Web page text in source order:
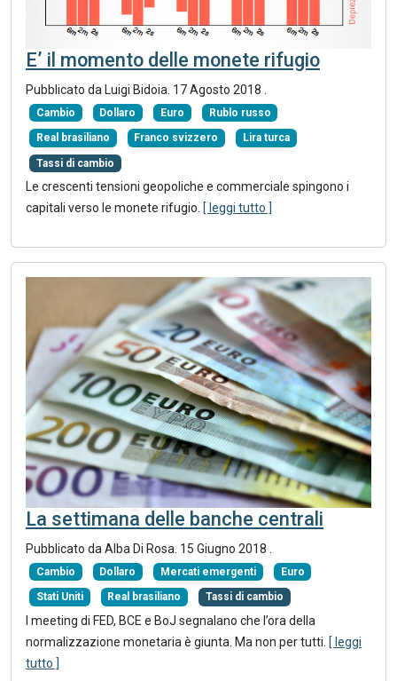
E’ il momento delle monete rifugio
Pubblicato da Luigi Bidoia. 17 Agosto 2018
Cambio Dollaro Euro Rublo russo
Real brasiliano Franco svizzero Lira turca
Tassi di cambio
Le crescenti tensioni geopoliche e commerciale spingono i
capitali verso le monete rifugio. [ leggi tutto ]
La settimana delle banche centrali
Pubblicato da Alba Di Rosa. 15 Giugno 2018
Cambio Dollaro Mercati emergenti Euro
Stati Uniti Real brasiliano Tassi di cambio
I meeting di FED, BCE e BoJ segnalano che l’ora della
normalizzazione monetaria è giunta. Ma non per tutti. [ leggi
tutto ]